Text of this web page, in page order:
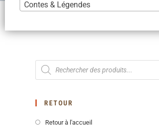
Contes & Légendes
RETOUR
Retour à l'accueil